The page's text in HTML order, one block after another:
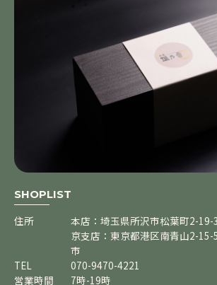
SHOPLIST
住所
本店：埼玉県所沢市松葉町2-19-
京支店：東京都港区南青山2-
市
TEL
070-9470-4221
営業時間
7時-19時